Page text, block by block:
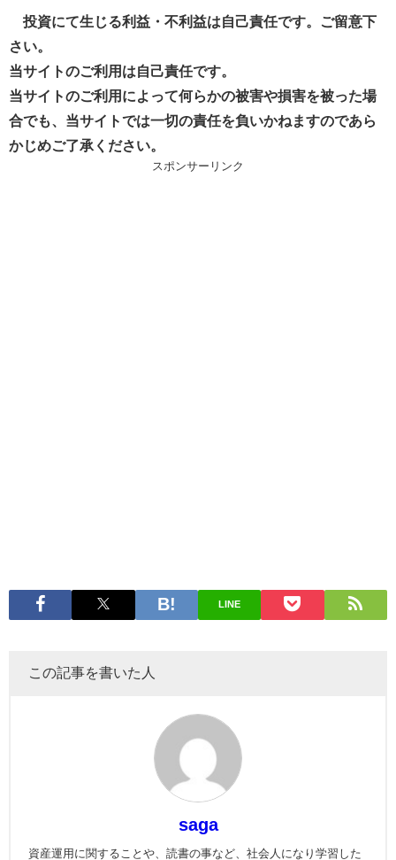
投資にて生じる利益・不利益は自己責任です。ご留意下
さい。
当サイトのご利用は自己責任です。
当サイトのご利用によって何らかの被害や損害を被った場
合でも、当サイトでは一切の責任を負いかねますのであら
かじめご了承ください。
スポンサーリンク
LINE
この記事を書いた人
saga
資産運用に関することや、読書の事など、社会人になり学習した